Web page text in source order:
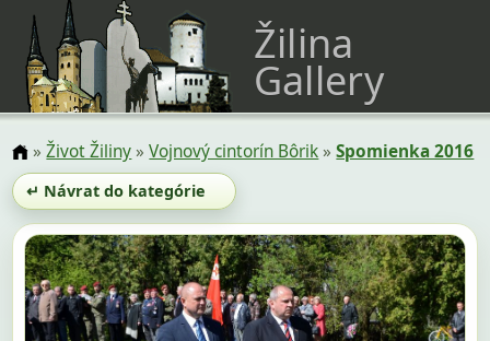
Žilina
Gallery
»Život Žiliny»Vojnový cintorín Bôrik»Spomienka 2016
↵ Návrat do kategórie